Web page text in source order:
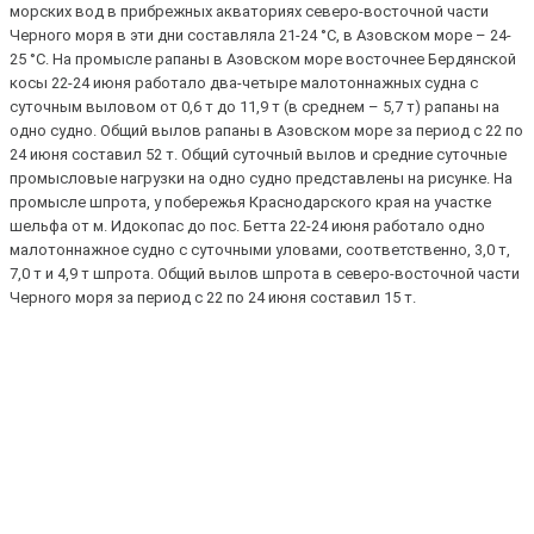
морских вод в прибрежных акваториях северо-восточной части
Черного моря в эти дни составляла 21-24 °С, в Азовском море – 24-
25 °С. На промысле рапаны в Азовском море восточнее Бердянской
косы 22-24 июня работало два-четыре малотоннажных судна с
суточным выловом от 0,6 т до 11,9 т (в среднем – 5,7 т) рапаны на
одно судно. Общий вылов рапаны в Азовском море за период с 22 по
24 июня составил 52 т. Общий суточный вылов и средние суточные
промысловые нагрузки на одно судно представлены на рисунке. На
промысле шпрота, у побережья Краснодарского края на участке
шельфа от м. Идокопас до пос. Бетта 22-24 июня работало одно
малотоннажное судно с суточными уловами, соответственно, 3,0 т,
7,0 т и 4,9 т шпрота. Общий вылов шпрота в северо-восточной части
Черного моря за период с 22 по 24 июня составил 15 т.